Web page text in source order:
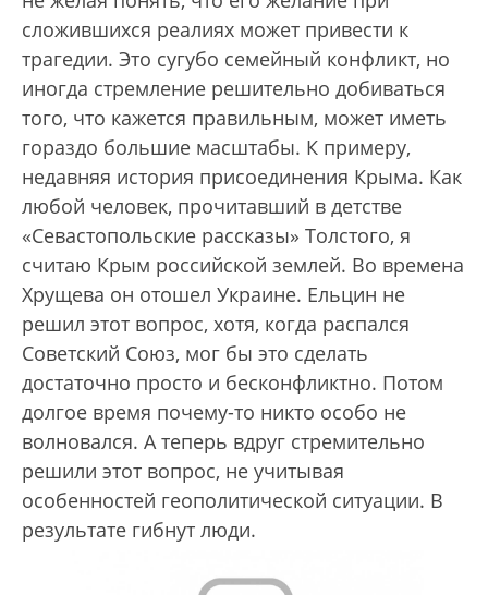
сложившихся реалиях может привести к
трагедии. Это сугубо семейный конфликт, но
иногда стремление решительно добиваться
того, что кажется правильным, может иметь
гораздо большие масштабы. К примеру,
недавняя история присоединения Крыма. Как
любой человек, прочитавший в детстве
«Севастопольские рассказы» Толстого, я
считаю Крым российской землей. Во времена
Хрущева он отошел Украине. Ельцин не
решил этот вопрос, хотя, когда распался
Советский Союз, мог бы это сделать
достаточно просто и бесконфликтно. Потом
долгое время почему-то никто особо не
волновался. А теперь вдруг стремительно
решили этот вопрос, не учитывая
особенностей геополитической ситуации. В
результате гибнут люди.